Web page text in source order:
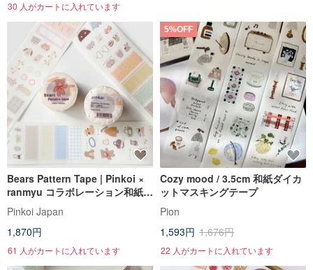
30 人がカートに入れています
Bears Pattern Tape | Pinkoi ×
ranmyu コラボレーション和紙テ
ープ
Pinkoi Japan
1,870円
61 人がカートに入れています
5%OFF
Cozy mood / 3.5cm 和紙ダイカ
ットマスキングテープ
Pion
1,593円 1,676円
22 人がカートに入れています